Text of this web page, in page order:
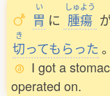
い
胃 に
しゅよう
腫瘍
き
切ってもらった。
I got a
operated on.